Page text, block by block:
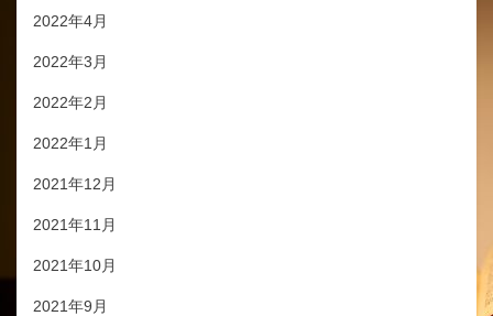
2022年4月
2022年3月
2022年2月
2022年1月
2021年12月
2021年11月
2021年10月
2021年9月